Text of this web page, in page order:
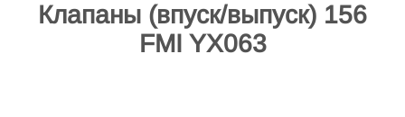
Клапаны (впуск/выпуск) 156
FMI YX063